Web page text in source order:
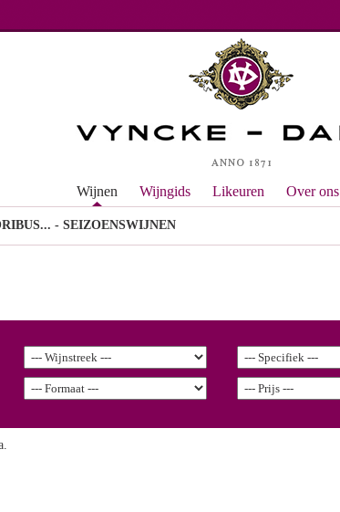
Wijnen Wijngids Likeuren Over ons
- SEIZOENSWIJNEN